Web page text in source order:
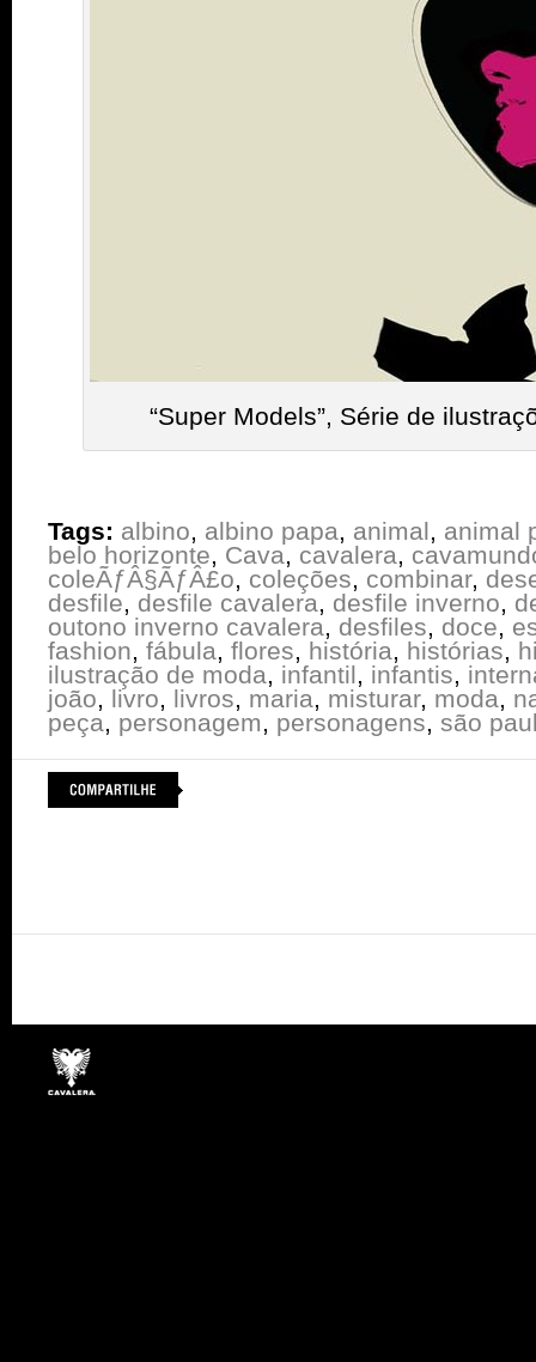
“Super Models”, Série de
Tags: albino, albino papa, animal, animal
belo horizonte, Cava, cavalera,
coleÃƒÂ§ÃƒÂ£o, coleções, combinar,
desfile, desfile cavalera, desfile inverno,
outono inverno cavalera, desfiles, doce,
fashion, fábula, flores, história, histórias,
ilustração de moda, infantil, infantis,
joão, livro, livros, maria, misturar, moda,
peça, personagem, personagens, são